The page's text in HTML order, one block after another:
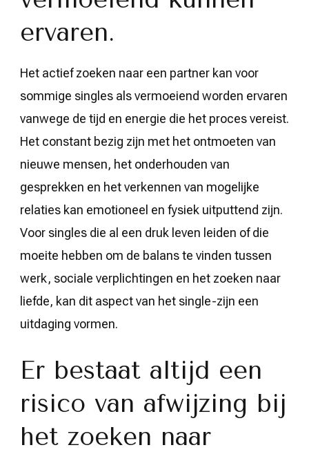
ervaren.
Het actief zoeken naar een partner kan voor
sommige singles als vermoeiend worden ervaren
vanwege de tijd en energie die het proces vereist.
Het constant bezig zijn met het ontmoeten van
nieuwe mensen, het onderhouden van
gesprekken en het verkennen van mogelijke
relaties kan emotioneel en fysiek uitputtend zijn.
Voor singles die al een druk leven leiden of die
moeite hebben om de balans te vinden tussen
werk, sociale verplichtingen en het zoeken naar
liefde, kan dit aspect van het single-zijn een
uitdaging vormen.
Er bestaat altijd een
risico van afwijzing bij
het zoeken naar